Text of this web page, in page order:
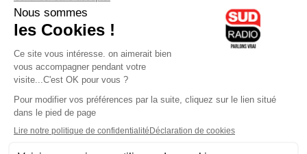
lyoncapitale.fr
olympique-et-lyonnais.com
L'application Iphone / Android
Téléchargez l'application
Les cookies